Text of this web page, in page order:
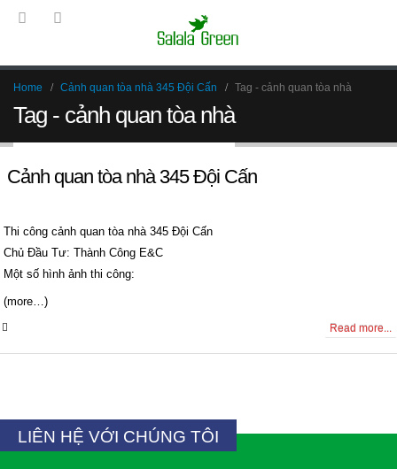
Home Cảnh quan tòa nhà 345 Đội Cấn Tag - cảnh quan tòa nhà
Tag - cảnh quan tòa nhà
Cảnh quan tòa nhà 345 Đội Cấn
Thi công cảnh quan tòa nhà 345 Đội Cấn
Chủ Đầu Tư: Thành Công E&C
Một số hình ảnh thi công:
(more…)
Read more...
LIÊN HỆ VỚI CHÚNG TÔI